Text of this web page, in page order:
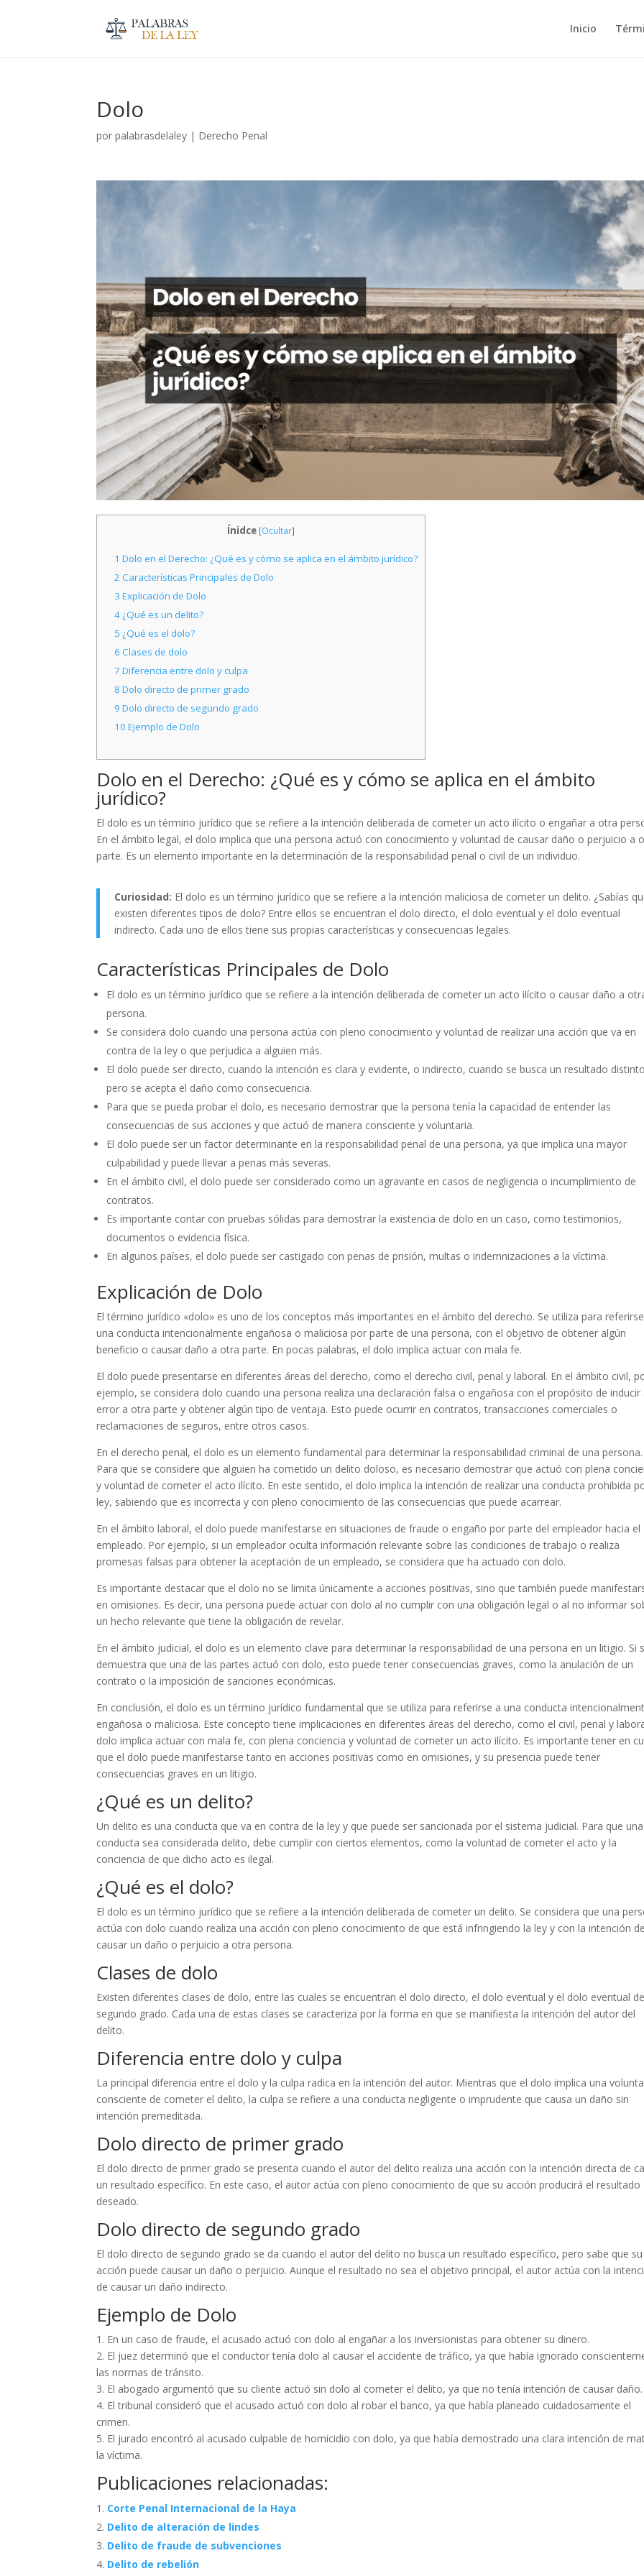
Inicio
Dolo
porpalabrasdelaley | Derecho Penal
Ínidce [Ocultar]
1 Dolo en el Derecho: ¿Qué es y cómo se aplica en el ámbito jurídico?
2 Características Principales de Dolo
3 Explicación de Dolo
4¿Qué es un delito?
5 ¿Qué es el dolo?
6 Clases de dolo
7 Diferencia entre dolo y culpa
8 Dolo directo de primer grado
9 Dolo directo de segundo grado
10 Ejemplo de Dolo
Dolo en el Derecho: ¿Qué es y cómo se aplica en el ámbito
jurídico?
El dolo es un término jurídico que se refiere a la intención deliberada de cometer un acto ilícito o engañar a otra
En el ámbito legal, el dolo implica que una persona actuó con conocimiento y voluntad de causar daño o perjuicio a
parte. Es un elemento importante en la determinación de la responsabilidad penal o civil de un individuo.
Curiosidad: El dolo es un término jurídico que se refiere a la intención maliciosa de cometer un delito. ¿Sabías
existen diferentes tipos de dolo? Entre ellos se encuentran el dolo directo, el dolo eventual y el dolo eventual
indirecto. Cada uno de ellos tiene sus propias características y consecuencias legales.
Características Principales de Dolo
El dolo es un término jurídico que se refiere a la intención deliberada de cometer un acto ilícito o causar daño a
persona.
Se considera dolo cuando una persona actúa con pleno conocimiento y voluntad de realizar una acción que va en
contra de la ley o que perjudica a alguien más.
El dolo puede ser directo, cuando la intención es clara y evidente, o indirecto, cuando se busca un resultado
pero se acepta el daño como consecuencia.
Para que se pueda probar el dolo, es necesario demostrar que la persona tenía la capacidad de entender las
consecuencias de sus acciones y que actuó de manera consciente y voluntaria.
El dolo puede ser un factor determinante en la responsabilidad penal de una persona, ya que implica una mayor
culpabilidad y puede llevar a penas más severas.
En el ámbito civil, el dolo puede ser considerado como un agravante en casos de negligencia o incumplimiento de
contratos.
Es importante contar con pruebas sólidas para demostrar la existencia de dolo en un caso, como testimonios,
documentos o evidencia física.
En algunos países, el dolo puede ser castigado con penas de prisión, multas o indemnizaciones a la víctima.
Explicación de Dolo
El término jurídico «dolo» es uno de los conceptos más importantes en el ámbito del derecho. Se utiliza para
una conducta intencionalmente engañosa o maliciosa por parte de una persona, con el objetivo de obtener algún
beneficio o causar daño a otra parte. En pocas palabras, el dolo implica actuar con mala fe.
El dolo puede presentarse en diferentes áreas del derecho, como el derecho civil, penal y laboral. En el ámbito civil,
ejemplo, se considera dolo cuando una persona realiza una declaración falsa o engañosa con el propósito de inducir
error a otra parte y obtener algún tipo de ventaja. Esto puede ocurrir en contratos, transacciones comerciales o
reclamaciones de seguros, entre otros casos.
En el derecho penal, el dolo es un elemento fundamental para determinar la responsabilidad criminal de una persona.
Para que se considere que alguien ha cometido un delito doloso, es necesario demostrar que actuó con plena
y voluntad de cometer el acto ilícito. En este sentido, el dolo implica la intención de realizar una conducta prohibida
ley, sabiendo que es incorrecta y con pleno conocimiento de las consecuencias que puede acarrear.
En el ámbito laboral, el dolo puede manifestarse en situaciones de fraude o engaño por parte del empleador hacia el
empleado. Por ejemplo, si un empleador oculta información relevante sobre las condiciones de trabajo o realiza
promesas falsas para obtener la aceptación de un empleado, se considera que ha actuado con dolo.
Es importante destacar que el dolo no se limita únicamente a acciones positivas, sino que también puede
en omisiones. Es decir, una persona puede actuar con dolo al no cumplir con una obligación legal o al no informar
un hecho relevante que tiene la obligación de revelar.
En el ámbito judicial, el dolo es un elemento clave para determinar la responsabilidad de una persona en un litigio. Si
demuestra que una de las partes actuó con dolo, esto puede tener consecuencias graves, como la anulación de un
contrato o la imposición de sanciones económicas.
En conclusión, el dolo es un término jurídico fundamental que se utiliza para referirse a una conducta
engañosa o maliciosa. Este concepto tiene implicaciones en diferentes áreas del derecho, como el civil, penal y
dolo implica actuar con mala fe, con plena conciencia y voluntad de cometer un acto ilícito. Es importante tener en
que el dolo puede manifestarse tanto en acciones positivas como en omisiones, y su presencia puede tener
consecuencias graves en un litigio.
¿Qué es un delito?
Un delito es una conducta que va en contra de la ley y que puede ser sancionada por el sistema judicial. Para que una
conducta sea considerada delito, debe cumplir con ciertos elementos, como la voluntad de cometer el acto y la
conciencia de que dicho acto es ilegal.
¿Qué es el dolo?
El dolo es un término jurídico que se refiere a la intención deliberada de cometer un delito. Se considera que una
actúa con dolo cuando realiza una acción con pleno conocimiento de que está infringiendo la ley y con la intención
causar un daño o perjuicio a otra persona.
Clases de dolo
Existen diferentes clases de dolo, entre las cuales se encuentran el dolo directo, el dolo eventual y el dolo eventual
segundo grado. Cada una de estas clases se caracteriza por la forma en que se manifiesta la intención del autor del
delito.
Diferencia entre dolo y culpa
La principal diferencia entre el dolo y la culpa radica en la intención del autor. Mientras que el dolo implica una
consciente de cometer el delito, la culpa se refiere a una conducta negligente o imprudente que causa un daño sin
intención premeditada.
Dolo directo de primer grado
El dolo directo de primer grado se presenta cuando el autor del delito realiza una acción con la intención directa de
un resultado específico. En este caso, el autor actúa con pleno conocimiento de que su acción producirá el resultado
deseado.
Dolo directo de segundo grado
El dolo directo de segundo grado se da cuando el autor del delito no busca un resultado específico, pero sabe que su
acción puede causar un daño o perjuicio. Aunque el resultado no sea el objetivo principal, el autor actúa con la
de causar un daño indirecto.
Ejemplo de Dolo
1. En un caso de fraude, el acusado actuó con dolo al engañar a los inversionistas para obtener su dinero.
2. El juez determinó que el conductor tenía dolo al causar el accidente de tráfico, ya que había ignorado
las normas de tránsito.
3. El abogado argumentó que su cliente actuó sin dolo al cometer el delito, ya que no tenía intención de causar daño.
4. El tribunal consideró que el acusado actuó con dolo al robar el banco, ya que había planeado cuidadosamente el
crimen.
5. El jurado encontró al acusado culpable de homicidio con dolo, ya que había demostrado una clara intención de
la víctima.
Publicaciones relacionadas:
Corte Penal Internacional de la Haya
Delito de alteración de lindes
Delito de fraude de subvenciones
Delito de rebelión